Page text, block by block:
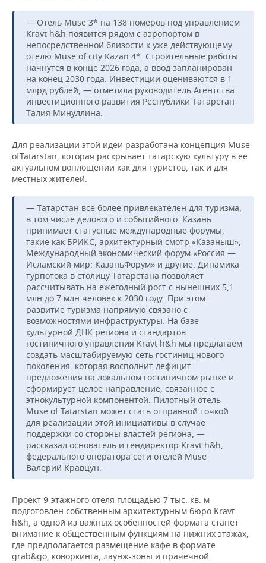
— Отель Muse 3* на 138 номеров под управлением
Kravt h&h появится рядом с аэропортом в
непосредственной близости к уже действующему
отелю Muse of city Kazan 4*. Строительные работы
начнутся в конце 2026 года, а ввод запланирован
на конец 2030 года. Инвестиции оцениваются в 1
млрд рублей, — отметила руководитель Агентства
инвестиционного развития Республики Татарстан
Талия Минуллина.
Для реализации этой идеи разработана концепция Muse
ofTatarstan, которая раскрывает татарскую культуру в ее
актуальном воплощении как для туристов, так и для
местных жителей.
— Татарстан все более привлекателен для туризма,
в том числе делового и событийного. Казань
принимает статусные международные форумы,
такие как БРИКС, архитектурный смотр «Казаныш»,
Международный экономический форум «Россия —
Исламский мир: КазаньФорум» и другие. Динамика
турпотока в столицу Татарстана позволяет
рассчитывать на ежегодный рост с нынешних 5,1
млн до 7 млн человек к 2030 году. При этом
развитие туризма напрямую связано с
возможностями инфраструктуры. На базе
культурной ДНК региона и стандартов
гостиничного управления Kravt h&h мы предлагаем
создать масштабируемую сеть гостиниц нового
поколения, которая восполнит дефицит
предложения на локальном гостиничном рынке и
сформирует целое направление, связанное с
этнокультурной компонентой. Пилотный отель
Muse of Tatarstan может стать отправной точкой
для реализации этой инициативы в случае
поддержки со стороны властей региона, —
рассказал основатель и гендиректор Kravt h&h,
федерального оператора сети отелей Muse
Валерий Кравцун.
Проект 9-этажного отеля площадью 7 тыс. кв. м
подготовлен собственным архитектурным бюро Kravt
h&h, а одной из важных особенностей формата станет
внимание к общественным функциям на нижних этажах,
где предполагается размещение кафе в формате
grab&go, коворкинга, лаунж-зоны и прачечной.